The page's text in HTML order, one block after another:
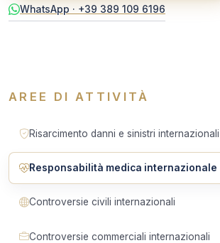
WhatsApp · +39 389 109 6196
AREE DI ATTIVITÀ
Risarcimento danni e sinistri internazionali
Responsabilità medica internazionale
Controversie civili internazionali
Controversie commerciali internazionali